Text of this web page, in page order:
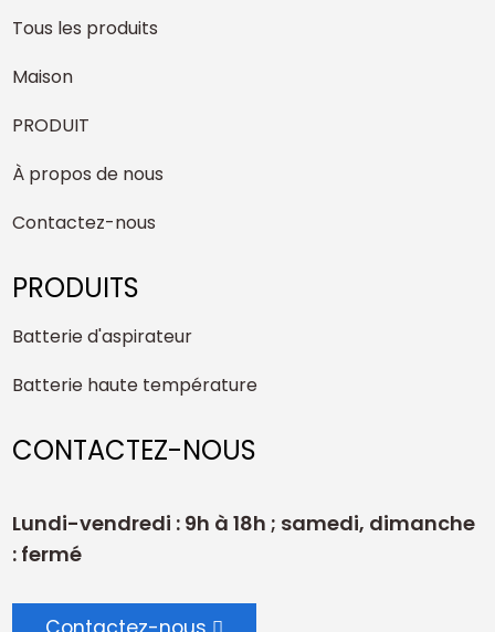
Tous les produits
Maison
PRODUIT
À propos de nous
Contactez-nous
PRODUITS
Batterie d'aspirateur
Batterie haute température
CONTACTEZ-NOUS
Lundi-vendredi : 9h à 18h ; samedi, dimanche
: fermé